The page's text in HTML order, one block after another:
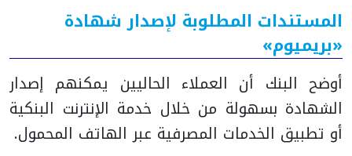
المستندات المطلوبة لإصدار شهادة
«بريميوم»
أوضح البنك أن العملاء الحاليين يمكنهم إصدار
الشهادة بسهولة من خلال خدمة الإنترنت البنكية
أو تطبيق الخدمات المصرفية عبر الهاتف المحمول.